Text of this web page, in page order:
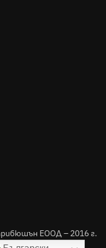
ЕООД – 2016 г.